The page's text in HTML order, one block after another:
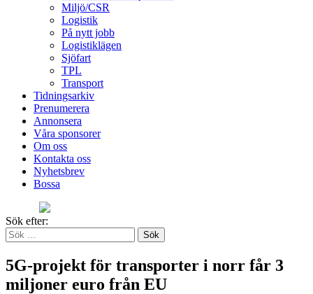
Miljö/CSR
Logistik
På nytt jobb
Logistiklägen
Sjöfart
TPL
Transport
Tidningsarkiv
Prenumerera
Annonsera
Våra sponsorer
Om oss
Kontakta oss
Nyhetsbrev
Bossa
Sök efter:
5G-projekt för transporter i norr får 3
miljoner euro från EU